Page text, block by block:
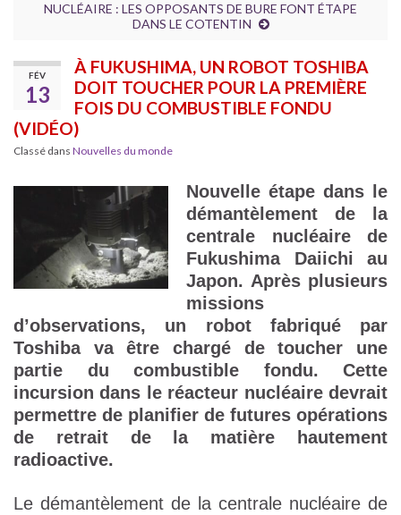
NUCLÉAIRE : LES OPPOSANTS DE BURE FONT ÉTAPE
DANS LE COTENTIN
FÉV
13
À FUKUSHIMA, UN ROBOT TOSHIBA
DOIT TOUCHER POUR LA PREMIÈRE
FOIS DU COMBUSTIBLE FONDU
(VIDÉO)
Classé dans Nouvelles du monde
Nouvelle étape dans le
démantèlement de la
centrale nucléaire de
Fukushima Daiichi au
Japon. Après plusieurs
missions
d’observations, un robot fabriqué par
Toshiba va être chargé de toucher une
partie du combustible fondu. Cette
incursion dans le réacteur nucléaire devrait
permettre de planifier de futures opérations
de retrait de la matière hautement
radioactive.
Le démantèlement de la centrale nucléaire de